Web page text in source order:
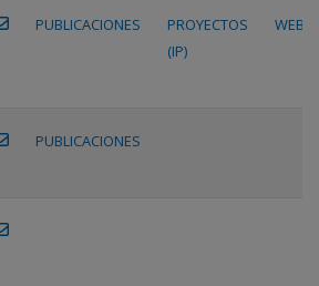
PUBLICACIONES
PROYECTOS
(IP)
WEB
PUBLICACIONES